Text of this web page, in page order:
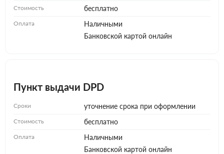
Стоимость бесплатно
Оплата
Наличными
Банковской картой онлайн
Пункт выдачи DPD
Сроки уточнение срока при оформлении
Стоимость бесплатно
Оплата
Наличными
Банковской картой онлайн